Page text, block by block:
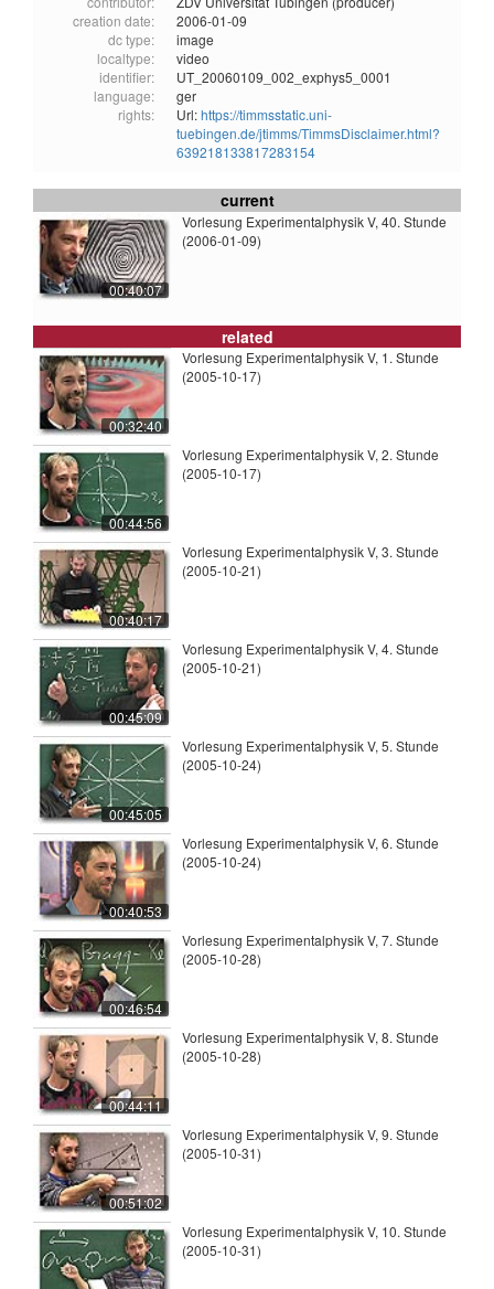
creation date:
2006-01-09
dc type:
image
localtype:
video
identifier:
UT_20060109_002_exphys5_0001
language:
ger
rights:
Url:https://timmsstatic.uni-
tuebingen.de/jtimms/TimmsDisclaimer.html?
639218133817283154
current
00:40:07
Vorlesung Experimentalphysik V, 40. Stunde
(2006-01-09)
related
00:32:40
Vorlesung Experimentalphysik V, 1. Stunde
(2005-10-17)
00:44:56
Vorlesung Experimentalphysik V, 2. Stunde
(2005-10-17)
00:40:17
Vorlesung Experimentalphysik V, 3. Stunde
(2005-10-21)
00:45:09
Vorlesung Experimentalphysik V, 4. Stunde
(2005-10-21)
00:45:05
Vorlesung Experimentalphysik V, 5. Stunde
(2005-10-24)
00:40:53
Vorlesung Experimentalphysik V, 6. Stunde
(2005-10-24)
00:46:54
Vorlesung Experimentalphysik V, 7. Stunde
(2005-10-28)
00:44:11
Vorlesung Experimentalphysik V, 8. Stunde
(2005-10-28)
00:51:02
Vorlesung Experimentalphysik V, 9. Stunde
(2005-10-31)
Vorlesung Experimentalphysik V, 10. Stunde
(2005-10-31)